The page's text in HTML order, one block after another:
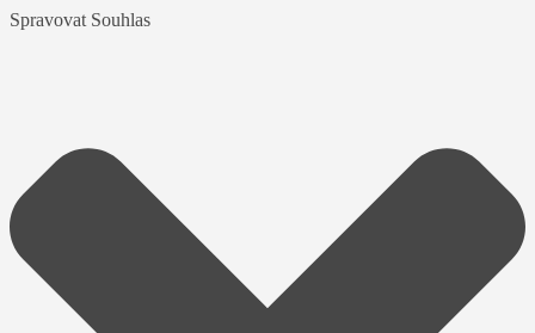
Spravovat Souhlas